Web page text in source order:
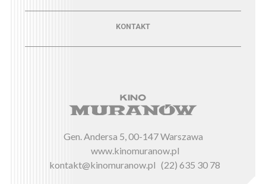
KONTAKT
Gen. Andersa 5, 00-147 Warszawa
www.kinomuranow.pl
kontakt@kinomuranow.pl (22) 635 30 78